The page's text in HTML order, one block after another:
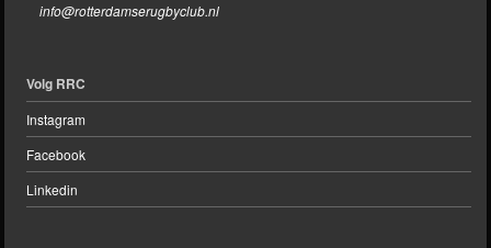
info@rotterdamserugbyclub.nl
Volg RRC
Instagram
Facebook
Linkedin